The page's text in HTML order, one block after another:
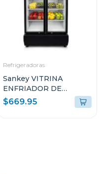
Refrigeradoras
Sankey VITRINA
ENFRIADOR DE
20CUFT RFD20N
$669.95